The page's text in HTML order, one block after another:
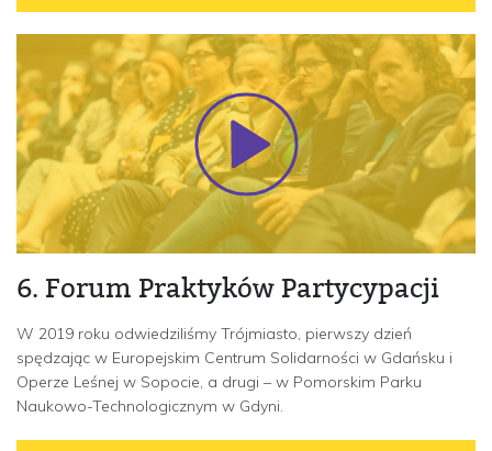
6. Forum Praktyków Partycypacji
W 2019 roku odwiedziliśmy Trójmiasto, pierwszy dzień
spędzając w Europejskim Centrum Solidarności w Gdańsku i
Operze Leśnej w Sopocie, a drugi – w Pomorskim Parku
Naukowo-Technologicznym w Gdyni.